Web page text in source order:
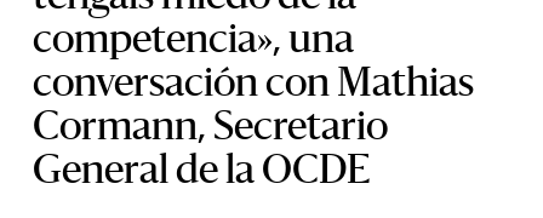
competencia», una
conversación con Mathias
Cormann, Secretario
General de la OCDE